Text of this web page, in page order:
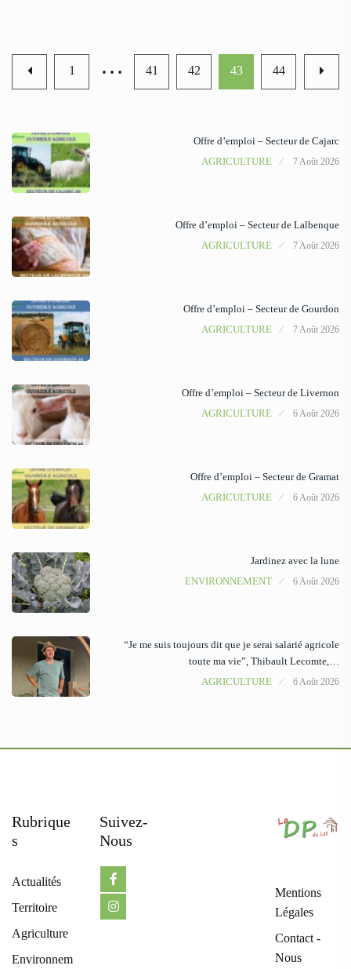
1 … 41 42 43 44
Offre d’emploi – Secteur de Cajarc
AGRICULTURE
7 Août 2026
Offre d’emploi – Secteur de Lalbenque
AGRICULTURE
7 Août 2026
Offre d’emploi – Secteur de Gourdon
AGRICULTURE
7 Août 2026
Offre d’emploi – Secteur de Livernon
AGRICULTURE
6 Août 2026
Offre d’emploi – Secteur de Gramat
AGRICULTURE
6 Août 2026
Jardinez avec la lune
ENVIRONNEMENT
6 Août 2026
“Je me suis toujours dit que je serai salarié agricole
toute ma vie”, Thibault Lecomte,…
AGRICULTURE
6 Août 2026
Rubrique
S
Actualités
Territoire
Agriculture
Environnem
Suivez-
Nous
Mentions
Légales
Contact -
Nous